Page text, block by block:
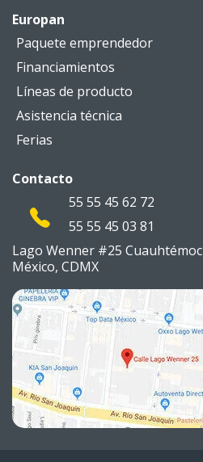
Europan
Paquete emprendedor
Financiamientos
Líneas de producto
Asistencia técnica
Ferias
Contacto
55 55 45 62 72
55 55 45 03 81
Lago Wenner #25 Cuauhtémoc
México, CDMX